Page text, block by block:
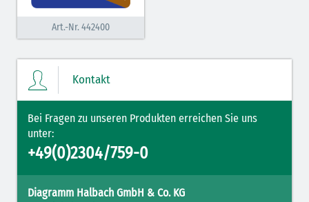
Art.-Nr. 442400
Kontakt
Bei Fragen zu unseren Produkten erreichen Sie uns
unter:
+49(0)2304/759-0
Diagramm Halbach GmbH & Co. KG